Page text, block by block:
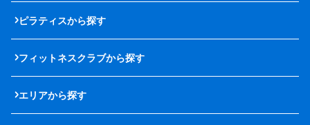
ピラティスから探す
フィットネスクラブから探す
エリアから探す